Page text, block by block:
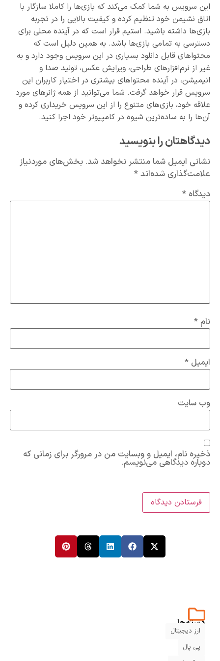
این سرویس به شما کمک می‌کند که بازی‌ها را کاملا سازگار با
اتاق نشیمن خود تنظیم کرده و کیفیت بالایی را در تجربه
بازی‌ها داشته باشید. استیم قرار است که در آینده محلی برای
دسترسی به تمامی بازی‌ها باشد. به همین دلیل است که
محتواهای قابل دانلود بسیاری در این سرویس وجود دارد و به
غیر از نرم‌افزارهای طراحی، ویرایش عکس، تولید صدا و
انیمیشن، در آینده محتواهای بیشتری در اختیار کاربران این
سرویس قرار خواهد گرفت. شما می‌توانید از همه ژانرهای مورد
علاقه خود، بازی‌های متنوع را از این سرویس خریداری کرده و
آن‌ها را به ساده‌ترین شیوه در کامپیوتر خود اجرا کنید.
دیدگاهتان را بنویسید
نشانی ایمیل شما منتشر نخواهد شد. بخش‌های موردنیاز
علامت‌گذاری شده‌اند*
دیدگاه *
نام *
ایمیل *
وب‌ سایت
ذخیره نام، ایمیل و وبسایت من در مرورگر برای زمانی که
دوباره دیدگاهی می‌نویسم.
دسته‌ها
ارز دیجیتال
پی پال